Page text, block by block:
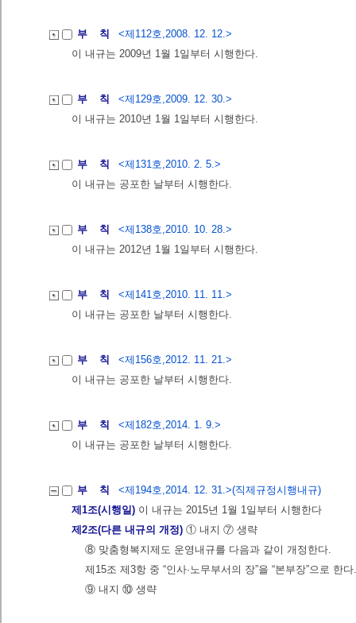
부 칙
<제112호,2008. 12. 12.>
이 내규는 2009년 1월 1일부터 시행한다.
부 칙
<제129호,2009. 12. 30.>
이 내규는 2010년 1월 1일부터 시행한다.
부 칙
<제131호,2010. 2. 5.>
이 내규는 공포한 날부터 시행한다.
부 칙
<제138호,2010. 10. 28.>
이 내규는 2012년 1월 1일부터 시행한다.
부 칙
<제141호,2010. 11. 11.>
이 내규는 공포한 날부터 시행한다.
부 칙
<제156호,2012. 11. 21.>
이 내규는 공포한 날부터 시행한다.
부 칙
<제182호,2014. 1. 9.>
이 내규는 공포한 날부터 시행한다.
부 칙
<제194호,2014. 12. 31.>(직제규정시행내규)
제1조(시행일) 이 내규는 2015년 1월 1일부터 시행한다
제2조(다른 내규의 개정) ① 내지 ⑦ 생략
⑧ 맞춤형복지제도 운영내규를 다음과 같이 개정한다.
제15조 제3항 중 “인사·노무부서의 장”을 “본부장”으로 한다.
⑨ 내지 ⑩ 생략